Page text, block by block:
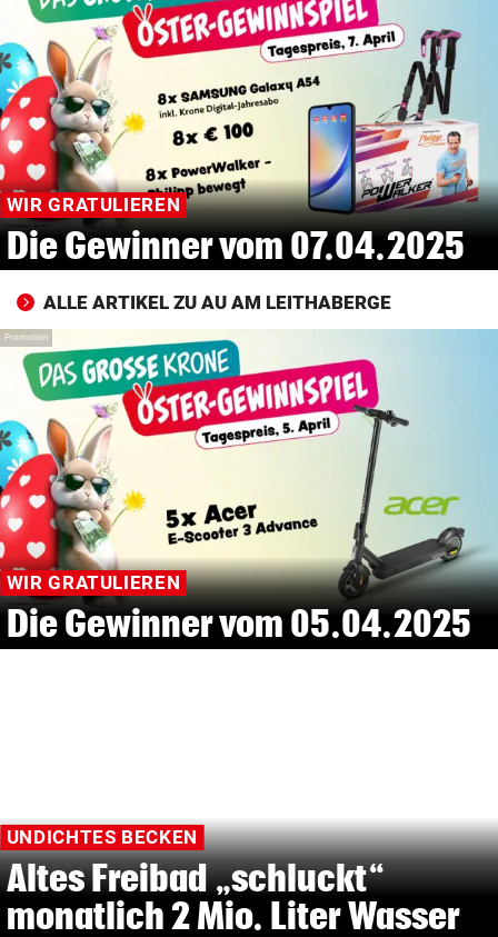
© Krone Multimedia GmbH & Co KG 2026
Muthgasse 2, 1190 Wien
WIR GRATULIEREN
Die Gewinner vom 07.04.2025
ALLE ARTIKEL ZU AU AM LEITHABERGE
WIR GRATULIEREN
Die Gewinner vom 05.04.2025
Promotion
UNDICHTES BECKEN
Altes Freibad „schluckt“
monatlich 2 Mio. Liter Wasser